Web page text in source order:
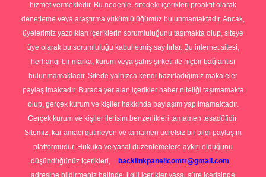
hizmet vermektedir. Bu nedenle, sitedeki içerikleri proaktif olarak
denetleme veya araştırma yükümlülüğümüz bulunmamaktadır. Ancak,
üyelerimiz yazdıkları içeriklerin sorumluluğunu taşımakta olup, siteye
üye olarak bu sorumluluğu kabul etmiş sayılırlar. Bu internet sitesi,
herhangi bir marka, kurum veya şahıs şirketi ile hiçbir bağlantısı
bulunmamaktadır. Sitede yalnızca kendi hazırladığımız makaleler
paylaşılmaktadır. Burada yer alan içerikler haber niteliği taşımamakta
olup, gerçek kurum ve kişiler hakkında paylaşım yapılmamaktadır.
Gerçek kurum ve kişiler ile isim benzerlikleri tamamen tesadüfidir.
Sitemiz, kar amacı gütmeyen ve tamamen ücretsiz bir bilgi paylaşım
platformudur. Hukuka ve yasal düzenlemelere aykırı olduğunu
düşündüğünüz içerikleri,
backlinkpanelicomtr@gmail.com
adresine bildirmeniz halinde, ilgili içerikler yasal süre içerisinde